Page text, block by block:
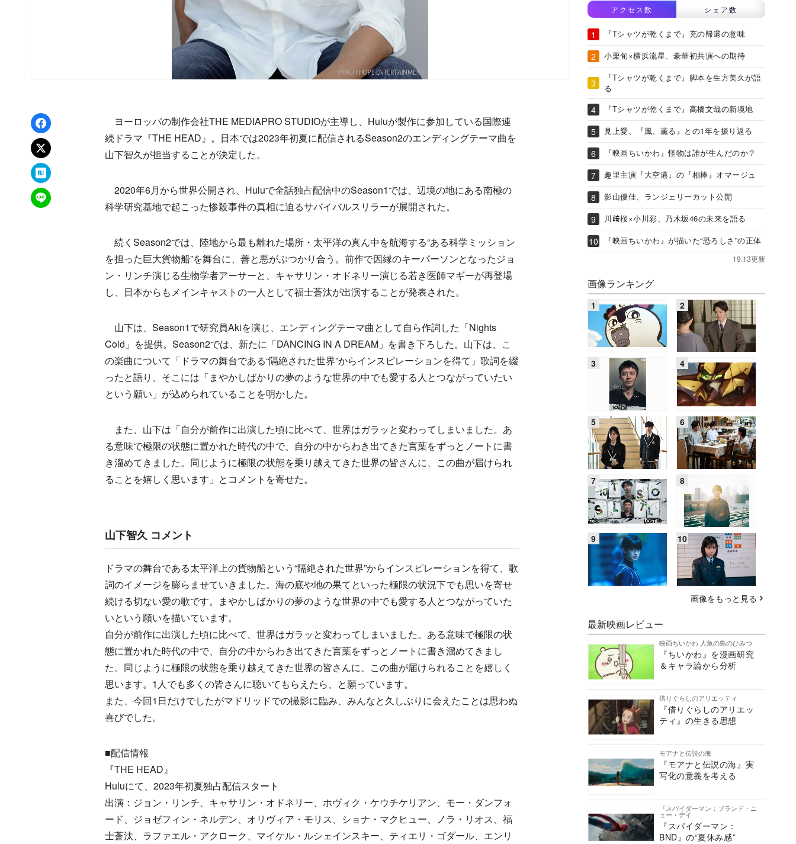
Facebookでシェア
xでポスト
はてなブックマーク
LINEで送る
ヨーロッパの制作会社THE MEDIAPRO STUDIOが主導し、Huluが製作に参加している国際連
続ドラマ『THE HEAD』。日本では2023年初夏に配信されるSeason2のエンディングテーマ曲を
山下智久が担当することが決定した。
2020年6月から世界公開され、Huluで全話独占配信中のSeason1では、辺境の地にある南極の
科学研究基地で起こった惨殺事件の真相に迫るサバイバルスリラーが展開された。
続くSeason2では、陸地から最も離れた場所・太平洋の真ん中を航海する“ある科学ミッション
を担った巨大貨物船”を舞台に、善と悪がぶつかり合う。前作で因縁のキーパーソンとなったジョ
ン・リンチ演じる生物学者アーサーと、キャサリン・オドネリー演じる若き医師マギーが再登場
し、日本からもメインキャストの一人として福士蒼汰が出演することが発表された。
山下は、Season1で研究員Akiを演じ、エンディングテーマ曲として自ら作詞した「Nights
Cold」を提供。Season2では、新たに「DANCING IN A DREAM」を書き下ろした。山下は、こ
の楽曲について「ドラマの舞台である“隔絶された世界”からインスピレーションを得て」歌詞を綴
ったと語り、そこには「まやかしばかりの夢のような世界の中でも愛する人とつながっていたい
という願い」が込められていることを明かした。
また、山下は「自分が前作に出演した頃に比べて、世界はガラッと変わってしまいました。あ
る意味で極限の状態に置かれた時代の中で、自分の中からわき出てきた言葉をずっとノートに書
き溜めてきました。同じように極限の状態を乗り越えてきた世界の皆さんに、この曲が届けられ
ることを嬉しく思います」とコメントを寄せた。
山下智久 コメント
ドラマの舞台である太平洋上の貨物船という“隔絶された世界”からインスピレーションを得て、歌
詞のイメージを膨らませていきました。海の底や地の果てといった極限の状況下でも思いを寄せ
続ける切ない愛の歌です。まやかしばかりの夢のような世界の中でも愛する人とつながっていた
いという願いを描いています。
自分が前作に出演した頃に比べて、世界はガラッと変わってしまいました。ある意味で極限の状
態に置かれた時代の中で、自分の中からわき出てきた言葉をずっとノートに書き溜めてきまし
た。同じように極限の状態を乗り越えてきた世界の皆さんに、この曲が届けられることを嬉しく
思います。1人でも多くの皆さんに聴いてもらえたら、と願っています。
また、今回1日だけでしたがマドリッドでの撮影に臨み、みんなと久しぶりに会えたことは思わぬ
喜びでした。
■配信情報
『THE HEAD』
Huluにて、2023年初夏独占配信スタート
出演：ジョン・リンチ、キャサリン・オドネリー、ホヴィク・ケウチケリアン、モー・ダンフォ
ード、ジョゼフィン・ネルデン、オリヴィア・モリス、ショナ・マクヒュー、ノラ・リオス、福
士蒼汰、ラファエル・アクローク、マイケル・ルシェインスキー、ティエリ・ゴダール、エンリ
アクセス数 シェア数
『Tシャツが乾くまで』充の帰還の意味
小栗旬×横浜流星、豪華初共演への期待
『Tシャツが乾くまで』脚本を生方美久が語
る
『Tシャツが乾くまで』高橋文哉の新境地
見上愛、『風、薫る』との1年を振り返る
『映画ちいかわ』怪物は誰が生んだのか？
趣里主演『大空港』の『相棒』オマージュ
影山優佳、ランジェリーカット公開
川﨑桜×小川彩、乃木坂46の未来を語る
『映画ちいかわ』が描いた“恐ろしさ”の正体
19:13更新
画像ランキング
画像をもっと見る
最新映画レビュー
映画ちいかわ 人魚の島のひみつ
『ちいかわ』を漫画研究
＆キャラ論から分析
借りぐらしのアリエッティ
『借りぐらしのアリエッ
ティ』の生きる思想
モアナと伝説の海
『モアナと伝説の海』実
写化の意義を考える
『スパイダーマン：ブランド・ニ
ュー・デイ
『スパイダーマン：
BND』の“夏休み感”